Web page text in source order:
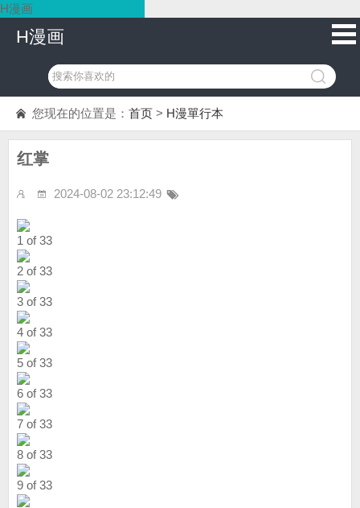
H漫画
H漫画
您现在的位置是： 首页 > H漫單行本
红掌
2024-08-02 23:12:49
1 of 33
2 of 33
3 of 33
4 of 33
5 of 33
6 of 33
7 of 33
8 of 33
9 of 33